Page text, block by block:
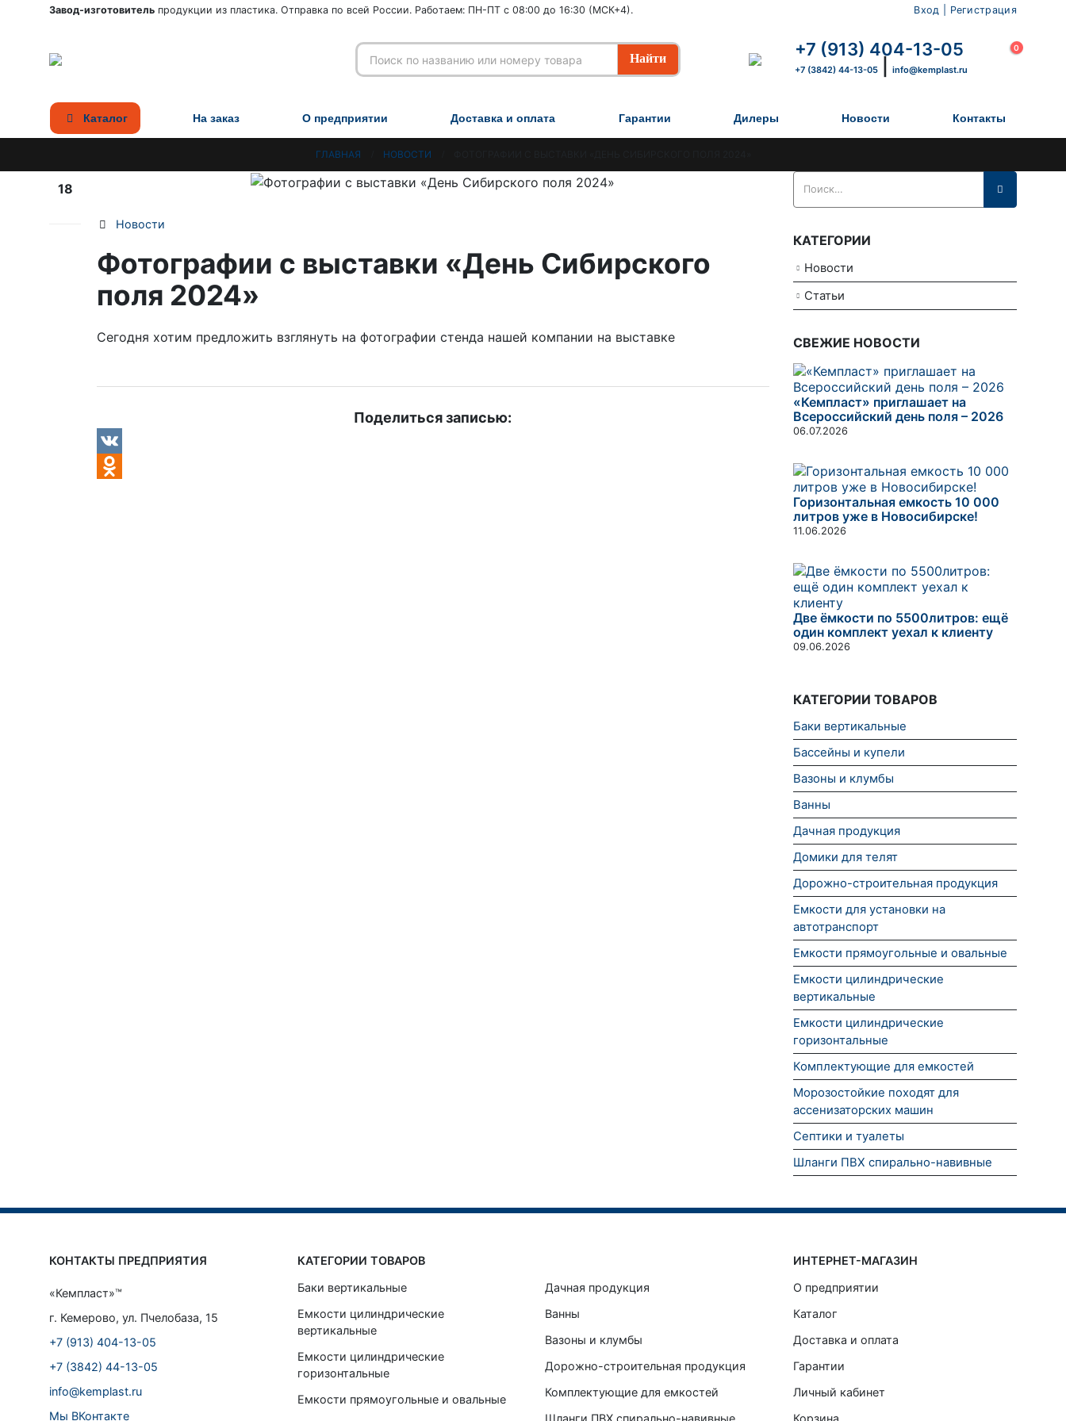
Завод-изготовитель продукции из пластика. Отправка по всей России. Работаем: ПН-ПТ с 08:00 до 16:30 (МСК+4). Вход | Регистрация
+7 (913) 404-13-05
+7 (3842) 44-13-05| info@kemplast.ru
0
Каталог На заказ О предприятии Доставка и оплата Гарантии Дилеры Новости Контакты
ГЛАВНАЯ НОВОСТИ
18
Новости
Фотографии с выставки «День Сибирского
поля 2024»
Сегодня хотим предложить взглянуть на фотографии стенда нашей компании на выставке
Поделиться записью:
КАТЕГОРИИ
Новости
Статьи
СВЕЖИЕ НОВОСТИ
«Кемпласт» приглашает на
Всероссийский день поля – 2026
06.07.2026
Горизонтальная емкость 10 000
литров уже в Новосибирске!
11.06.2026
Две ёмкости по 5500литров: ещё
один комплект уехал к клиенту
09.06.2026
КАТЕГОРИИ ТОВАРОВ
Баки вертикальные
Бассейны и купели
Вазоны и клумбы
Ванны
Дачная продукция
Домики для телят
Дорожно-строительная продукция
Емкости для установки на
автотранспорт
Емкости прямоугольные и овальные
Емкости цилиндрические
вертикальные
Емкости цилиндрические
горизонтальные
Комплектующие для емкостей
Морозостойкие походят для
ассенизаторских машин
Септики и туалеты
Шланги ПВХ спирально-навивные
КОНТАКТЫ ПРЕДПРИЯТИЯ
«Кемпласт»™
г. Кемерово, ул. Пчелобаза, 15
+7 (913) 404-13-05
+7 (3842) 44-13-05
info@kemplast.ru
Мы ВКонтакте
КАТЕГОРИИ ТОВАРОВ
Баки вертикальные
Емкости цилиндрические
вертикальные
Емкости цилиндрические
горизонтальные
Емкости прямоугольные и овальные
Дачная продукция
Ванны
Вазоны и клумбы
Дорожно-строительная продукция
Комплектующие для емкостей
Шланги ПВХ спирально-навивные
ИНТЕРНЕТ-МАГАЗИН
О предприятии
Каталог
Доставка и оплата
Гарантии
Личный кабинет
Корзина